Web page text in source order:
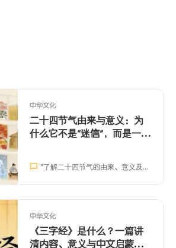
中华文化
二十四节气由来与意义：为
什么它不是“迷信”，而是一套
" 了解二十四节气的由来、意义及其在现代生活中的应用，帮助孩子提升观察力、中文表达和跨文化沟通能力。
中华文化
《三字经》是什么？一篇讲
清内容、意义与中文启蒙价